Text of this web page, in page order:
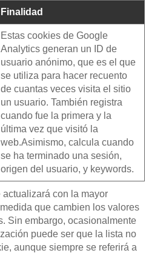
Finalidad
Estas cookies de Google
Analytics generan un ID de
usuario anónimo, que es el que
se utiliza para hacer recuento
de cuantas veces visita el sitio
un usuario. También registra
cuando fue la primera y la
última vez que visitó la
web.Asimismo, calcula cuando
se ha terminado una sesión,
origen del usuario, y keywords.
actualizará con la mayor
que cambien los valores
Sin embargo, ocasionalmente
puede ser que la lista no
aunque siempre se referirá a